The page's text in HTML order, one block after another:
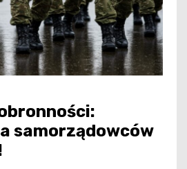
samorządowców